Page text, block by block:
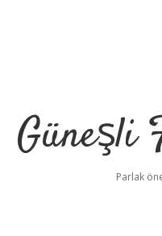
Güneşli
Parlak